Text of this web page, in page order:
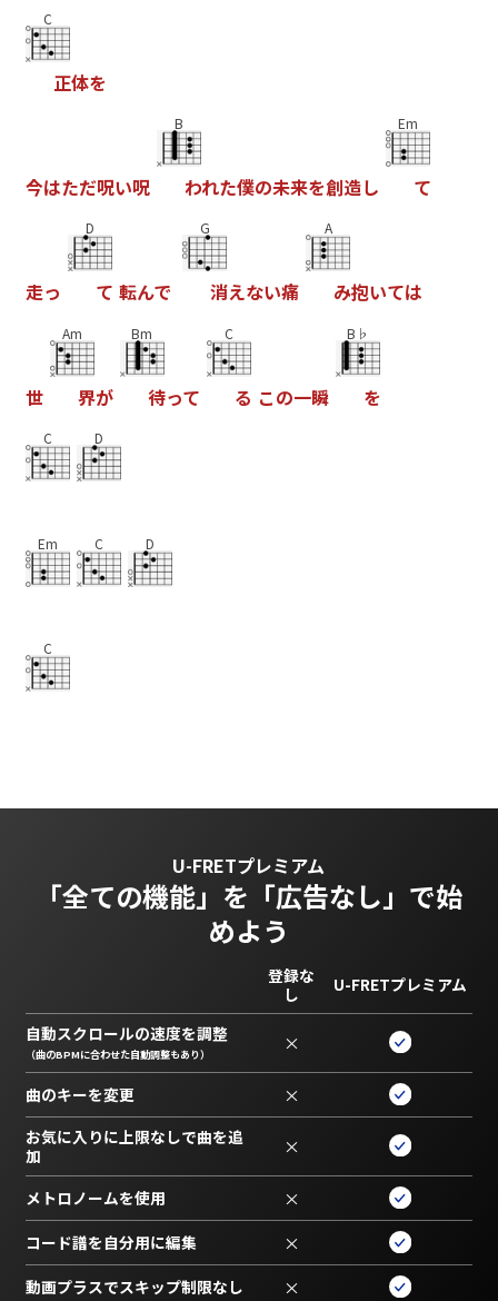
C
正体を
今はただ呪い呪
B
われた僕の未来を創造し
Em
て
走っ
D
て 転んで
G
消えない痛
A
み抱いては
世
Am
界が
Bm
待って
C
る この一瞬
B♭
を
C D
Em C D
C
U-FRETプレミアム
「全ての機能」を 「広告なし」で始
めよう
登録な
し
U-FRETプレミアム
自動スクロールの速度を調整
（曲のBPMに合わせた自動調整もあり） ×
曲のキーを変更 ×
お気に入りに上限なしで曲を追
加
×
メトロノームを使用 ×
コード譜を自分用に編集 ×
動画プラスでスキップ制限なし ×